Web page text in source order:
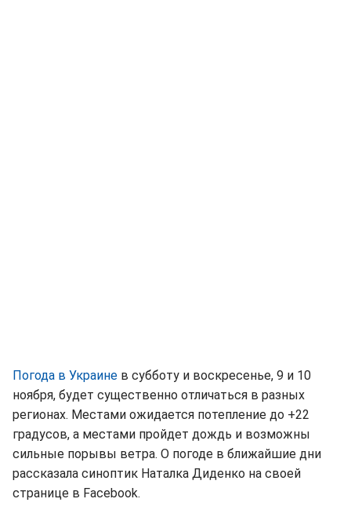
Погода в Украине в субботу и воскресенье, 9 и 10
ноября, будет существенно отличаться в разных
регионах. Местами ожидается потепление до +22
градусов, а местами пройдет дождь и возможны
сильные порывы ветра. О погоде в ближайшие дни
рассказала синоптик Наталка Диденко на своей
странице в Facebook.